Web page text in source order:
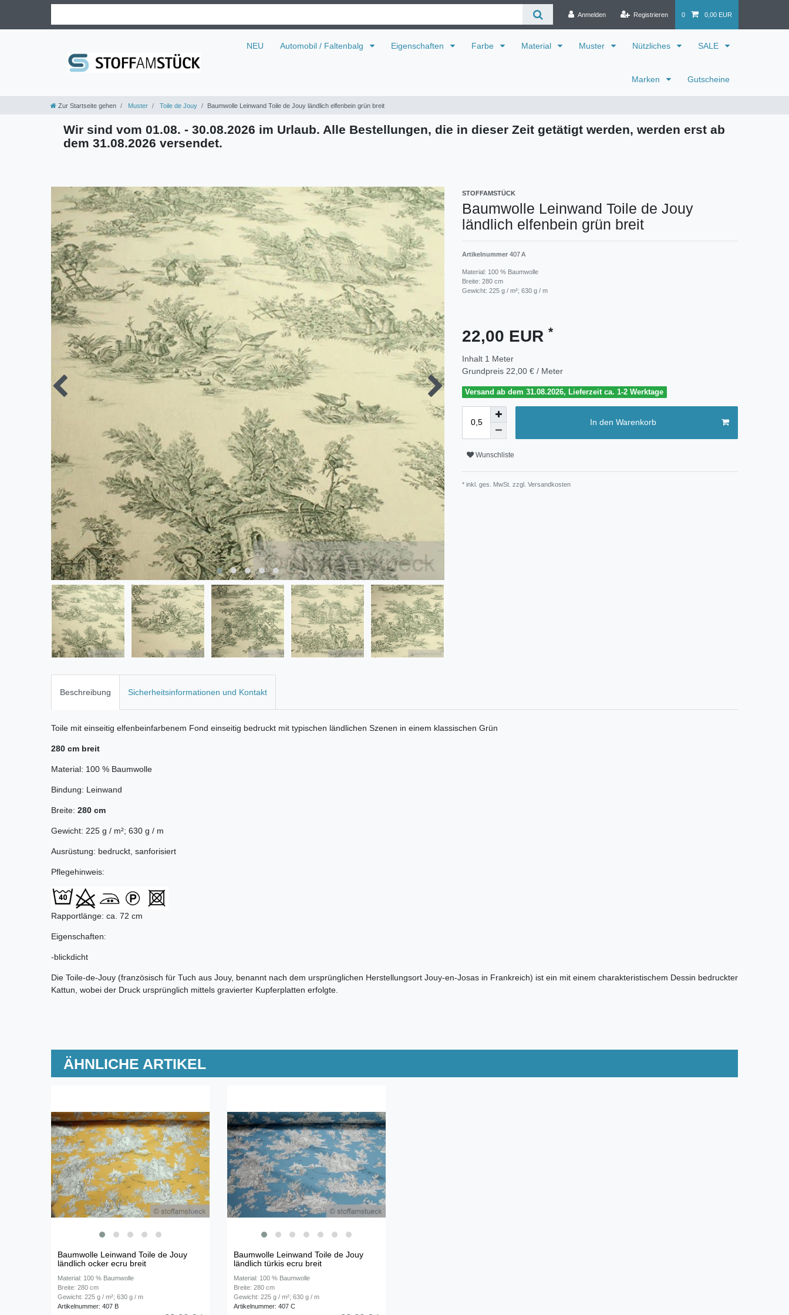
Anmelden Registrieren 0 0,00 EUR
NEU Automobil / Faltenbalg Eigenschaften Farbe Material Muster Nützliches SALE
Marken Gutscheine
Zur Startseite gehen Muster Toile de Jouy Baumwolle Leinwand Toile de Jouy ländlich elfenbein grün breit
Wir sind vom 01.08. - 30.08.2026 im Urlaub. Alle Bestellungen, die in dieser Zeit getätigt werden, werden erst ab
dem 31.08.2026 versendet.
STOFFAMSTÜCK
Baumwolle Leinwand Toile de Jouy
ländlich elfenbein grün breit
Artikelnummer 407 A
Material: 100 % Baumwolle
Breite: 280 cm
Gewicht: 225 g / m²; 630 g / m
22,00 EUR *
Inhalt 1 Meter
Grundpreis 22,00 € / Meter
Versand ab dem 31.08.2026, Lieferzeit ca. 1-2 Werktage
In den Warenkorb
Wunschliste
* inkl. ges. MwSt. zzgl. Versandkosten
Beschreibung Sicherheitsinformationen und Kontakt
Toile mit einseitig elfenbeinfarbenem Fond einseitig bedruckt mit typischen ländlichen Szenen in einem klassischen Grün
280 cm breit
Material: 100 % Baumwolle
Bindung: Leinwand
Breite: 280 cm
Gewicht: 225 g / m²; 630 g / m
Ausrüstung: bedruckt, sanforisiert
Pflegehinweis:
Rapportlänge: ca. 72 cm
Eigenschaften:
-blickdicht
Die Toile-de-Jouy (französisch für Tuch aus Jouy, benannt nach dem ursprünglichen Herstellungsort Jouy-en-Josas in Frankreich) ist ein mit einem charakteristischem Dessin bedruckter
Kattun, wobei der Druck ursprünglich mittels gravierter Kupferplatten erfolgte.
ÄHNLICHE ARTIKEL
Baumwolle Leinwand Toile de Jouy
ländlich ocker ecru breit
Material: 100 % Baumwolle
Breite: 280 cm
Gewicht: 225 g / m²; 630 g / m
Artikelnummer: 407 B
Baumwolle Leinwand Toile de Jouy
ländlich türkis ecru breit
Material: 100 % Baumwolle
Breite: 280 cm
Gewicht: 225 g / m²; 630 g / m
Artikelnummer: 407 C